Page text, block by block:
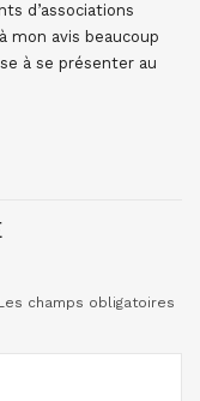
d’associations
mon avis beaucoup
à se présenter au
champs obligatoires